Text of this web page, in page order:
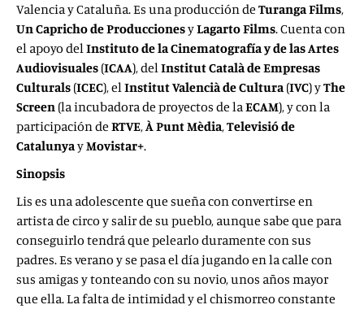
Valencia y Cataluña. Es una producción de Turanga Films,
Un Capricho de ProduccionesyLagarto Films. Cuenta con
el apoyo delInstituto de la Cinematografía y de las Artes
Audiovisuales (ICAA), delInstitut Català de Empresas
Culturals (ICEC), elInstitut Valencià de Cultura (IVC) yThe
Screen (la incubadora de proyectos de laECAM), y con la
participación de RTVE,À Punt Mèdia,Televisió de
CatalunyayMovistar+.
Sinopsis
Lis es una adolescente que sueña con convertirse en
artista de circo y salir de su pueblo, aunque sabe que para
conseguirlo tendrá que pelearlo duramente con sus
padres. Es verano y se pasa el día jugando en la calle con
sus amigas y tonteando con su novio, unos años mayor
que ella. La falta de intimidad y el chismorreo constante